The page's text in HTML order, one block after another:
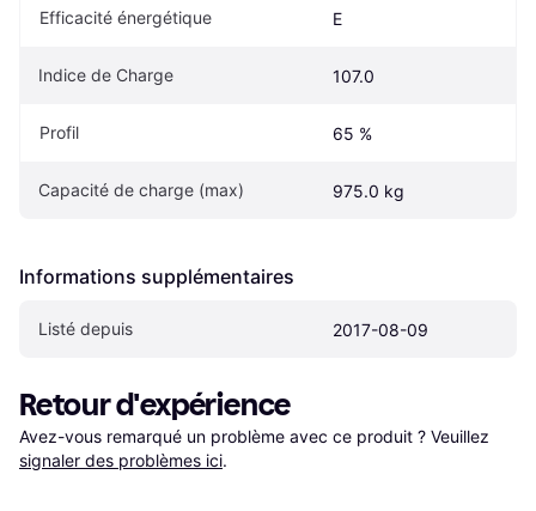
Efficacité énergétique E
Indice de Charge 107.0
Profil 65 %
Capacité de charge (max) 975.0 kg
Informations supplémentaires
Listé depuis 2017-08-09
Retour d'expérience
Avez-vous remarqué un problème avec ce produit ? Veuillez
signaler des problèmes ici.